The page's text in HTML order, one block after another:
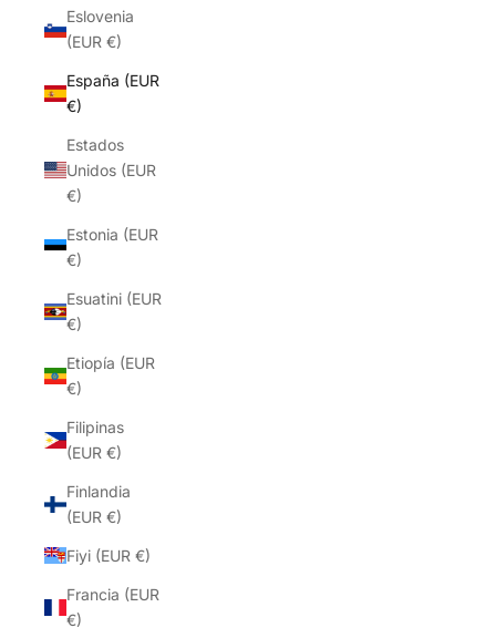
Eslovenia
(EUR €)
España (EUR
€)
Estados
Unidos (EUR
€)
Estonia (EUR
€)
Esuatini (EUR
€)
Etiopía (EUR
€)
Filipinas
(EUR €)
Finlandia
(EUR €)
Fiyi (EUR €)
Francia (EUR
€)